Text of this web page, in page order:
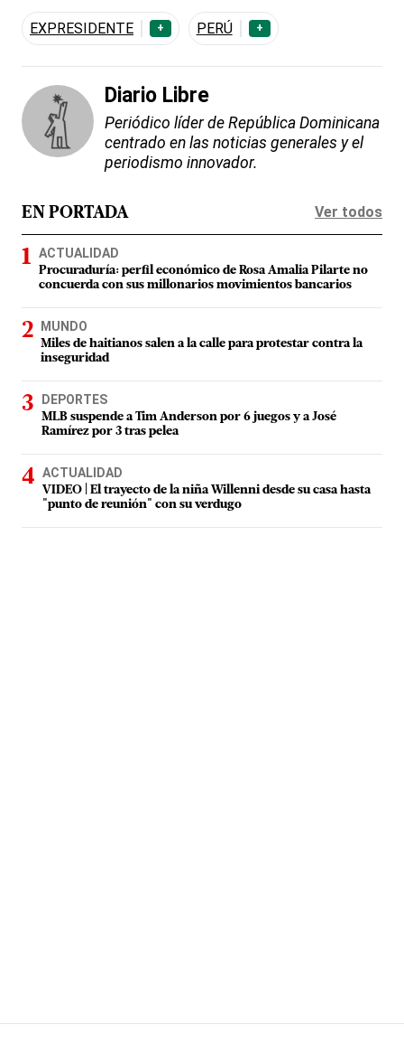
EXPRESIDENTE + PERÚ +
Diario Libre
Periódico líder de República Dominicana
centrado en las noticias generales y el
periodismo innovador.
EN PORTADA Ver todos
ACTUALIDAD
Procuraduría: perfil económico de Rosa Amalia Pilarte no
concuerda con sus millonarios movimientos bancarios
MUNDO
Miles de haitianos salen a la calle para protestar contra la
inseguridad
DEPORTES
MLB suspende a Tim Anderson por 6 juegos y a José
Ramírez por 3 tras pelea
ACTUALIDAD
VIDEO | El trayecto de la niña Willenni desde su casa hasta
"punto de reunión" con su verdugo